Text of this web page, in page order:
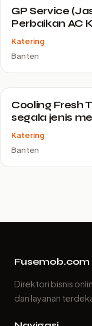
GP Service
Perbaikan AC
Katering
Banten
Cooling Fresh
segala jenis
Katering
Banten
Fusemob.com
Direktori bisnis
dan layanan